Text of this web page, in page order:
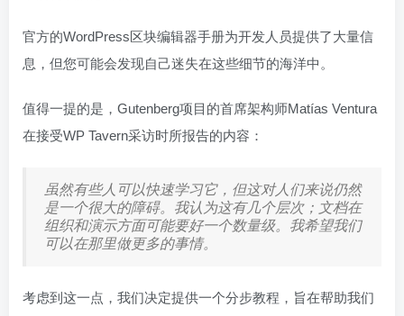
官方的WordPress区块编辑器手册为开发人员提供了大量信
息，但您可能会发现自己迷失在这些细节的海洋中。
值得一提的是，Gutenberg项目的首席架构师Matías Ventura
在接受WP Tavern采访时所报告的内容：
虽然有些人可以快速学习它，但这对人们来说仍然
是一个很大的障碍。我认为这有几个层次；文档在
组织和演示方面可能要好一个数量级。我希望我们
可以在那里做更多的事情。
考虑到这一点，我们决定提供一个分步教程，旨在帮助我们